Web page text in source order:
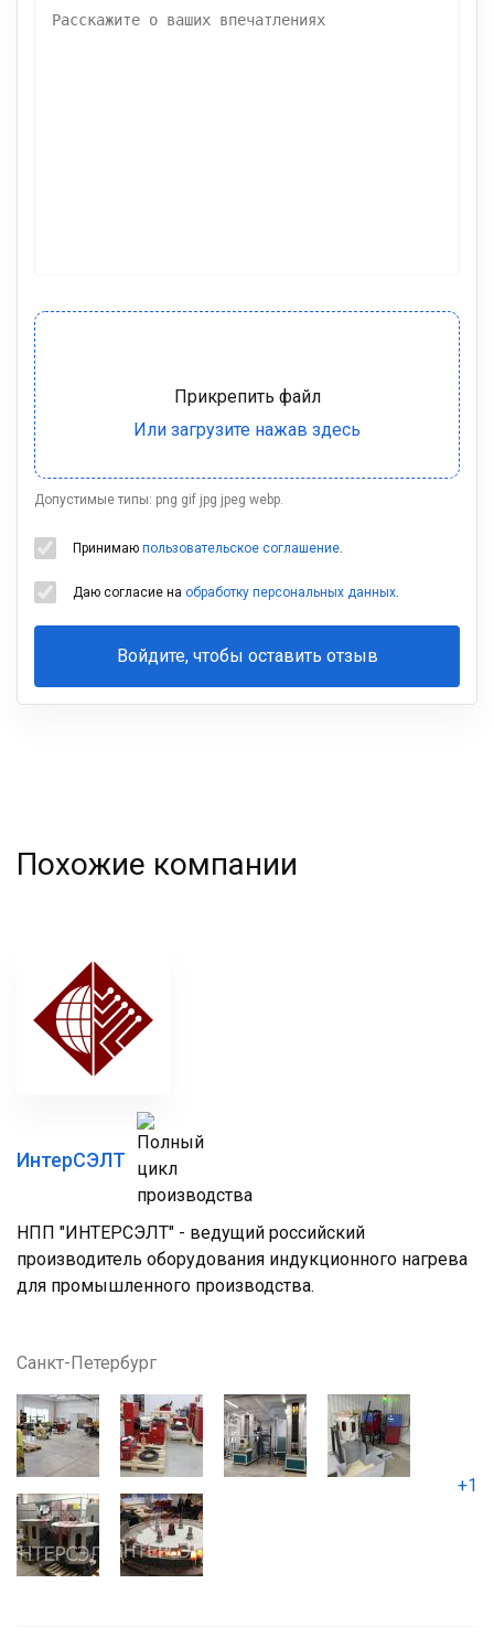
Допустимые типы: png gif jpg jpeg webp.
Принимаю пользовательское соглашение.
Даю согласие на обработку персональных данных.
Войдите, чтобы оставить отзыв
Ваша
Похожие компании
ИнтерСЭЛТ
НПП "ИНТЕРСЭЛТ" - ведущий российский
производитель оборудования индукционного нагрева
для промышленного производства.
Санкт-Петербург
+1